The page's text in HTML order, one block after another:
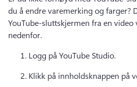
du å endre varemerking og farger?
YouTube-sluttskjermen fra en
nedenfor.
Logg på YouTube Studio.
Klikk på innholdsknappen på